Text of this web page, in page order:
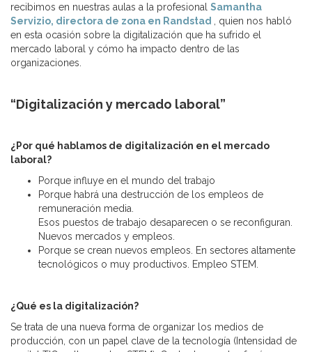
recibimos en nuestras aulas a la profesional Samantha
Servizio, directora de zona en Randstad
, quien nos habló
en esta ocasión sobre la digitalización que ha sufrido el
mercado laboral y cómo ha impacto dentro de las
organizaciones.
“Digitalización y mercado laboral”
¿Por qué hablamos de digitalización en el mercado
laboral?
Porque influye en el mundo del trabajo
Porque habrá una destrucción de los empleos de
remuneración media.
Esos puestos de trabajo desaparecen o se reconfiguran.
Nuevos mercados y empleos.
Porque se crean nuevos empleos. En sectores altamente
tecnológicos o muy productivos. Empleo STEM.
¿Qué es la digitalización?
Se trata de una nueva forma de organizar los medios de
producción, con un papel clave de la tecnología (Intensidad de